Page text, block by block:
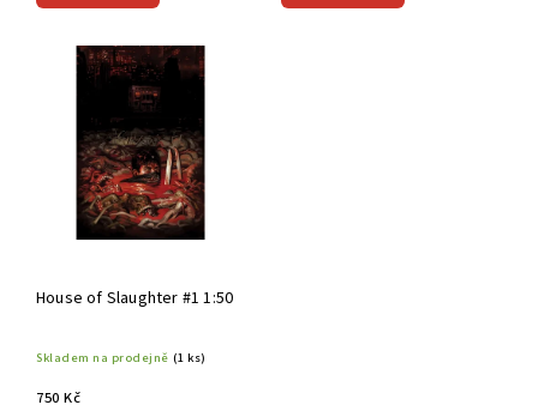
House of Slaughter #1 1:50
Skladem na prodejně (1 ks)
750 Kč